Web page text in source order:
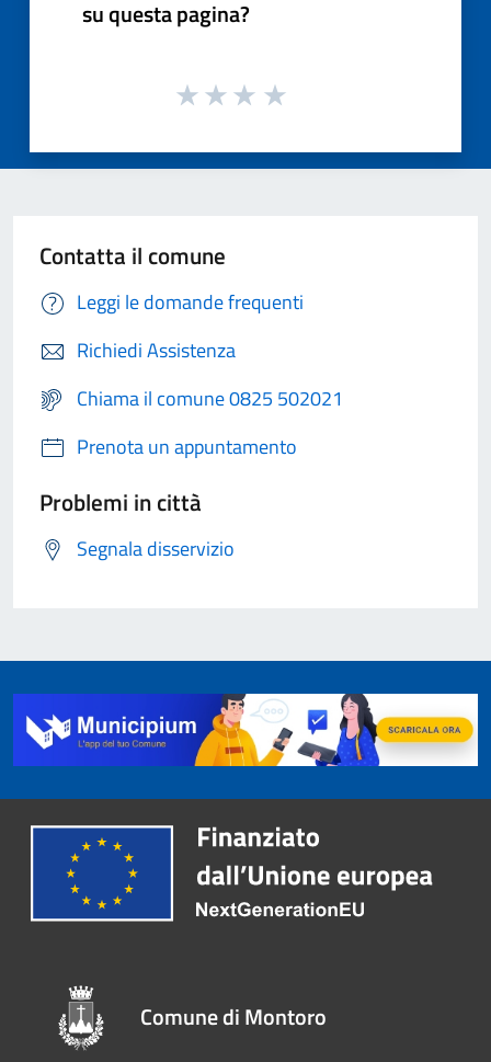
su questa pagina?
Contatta il comune
Leggi le domande frequenti
Richiedi Assistenza
Chiama il comune 0825 502021
Prenota un appuntamento
Problemi in città
Segnala disservizio
Comune di Montoro